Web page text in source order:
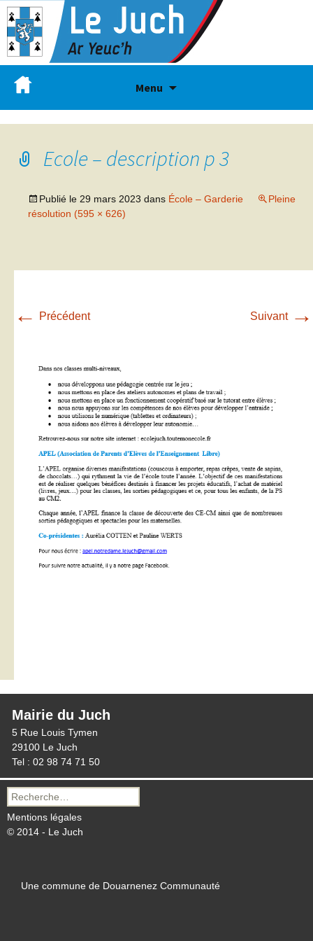
Menu
Ecole – description p 3
Publié le 29 mars 2023 dans École – Garderie
Pleine
résolution (595 × 626)
← Précédent Suivant →
Mairie du Juch
5 Rue Louis Tymen
29100 Le Juch
Tel : 02 98 74 71 50
Recherche
pour :
Mentions légales
© 2014 - Le Juch
Une commune de Douarnenez Communauté